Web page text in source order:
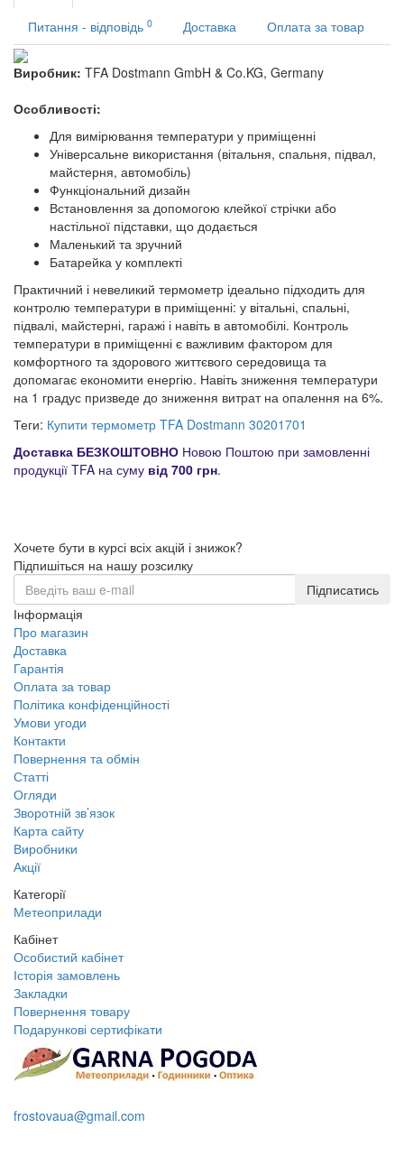
Питання - відповідь 0 Доставка Оплата за товар
Виробник: TFA Dostmann GmbH & Co.KG, Germany
Особливості:
Для вимірювання температури у приміщенні
Універсальне використання (вітальня, спальня, підвал,
майстерня, автомобіль)
Функціональний дизайн
Встановлення за допомогою клейкої стрічки або
настільної підставки, що додається
Маленький та зручний
Батарейка у комплекті
Практичний і невеликий термометр ідеально підходить для
контролю температури в приміщенні: у вітальні, спальні,
підвалі, майстерні, гаражі і навіть в автомобілі. Контроль
температури в приміщенні є важливим фактором для
комфортного та здорового життєвого середовища та
допомагає економити енергію. Навіть зниження температури
на 1 градус призведе до зниження витрат на опалення на 6%.
Теги: Купити термометр TFA Dostmann 30201701
Доставка БЕЗКОШТОВНО Новою Поштою при замовленні
продукції TFA на суму від 700 грн.
Хочете бути в курсі всіх акцій і знижок?
Підпишіться на нашу розсилку
Підписатись
Інформація
Про магазин
Доставка
Гарантія
Оплата за товар
Політика конфіденційності
Умови угоди
Контакти
Повернення та обмін
Статті
Огляди
Зворотній зв’язок
Карта сайту
Виробники
Акції
Категорії
Метеоприлади
Кабінет
Особистий кабінет
Історія замовлень
Закладки
Повернення товару
Подарункові сертифікати
frostovaua@gmail.com